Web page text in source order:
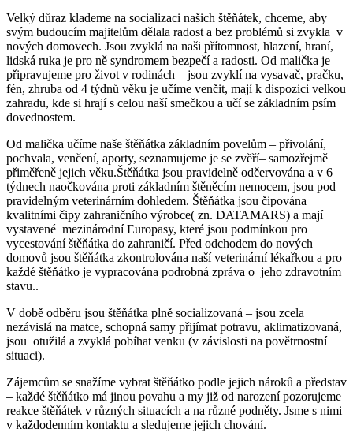
Velký důraz klademe na socializaci našich štěňátek, chceme, aby
svým budoucím majitelům dělala radost a bez problémů si zvykla v
nových domovech. Jsou zvyklá na naši přítomnost, hlazení, hraní,
lidská ruka je pro ně syndromem bezpečí a radosti. Od malička je
připravujeme pro život v rodinách – jsou zvyklí na vysavač, pračku,
fén, zhruba od 4 týdnů věku je učíme venčit, mají k dispozici velkou
zahradu, kde si hrají s celou naší smečkou a učí se základním psím
dovednostem.
Od malička učíme naše štěňátka základním povelům – přivolání,
pochvala, venčení, aporty, seznamujeme je se zvěří– samozřejmě
přiměřeně jejich věku.Štěňátka jsou pravidelně odčervována a v 6
týdnech naočkována proti základním štěněcím nemocem, jsou pod
pravidelným veterinárním dohledem. Štěňátka jsou čipována
kvalitními čipy zahraničního výrobce( zn. DATAMARS) a mají
vystavené mezinárodní Europasy, které jsou podmínkou pro
vycestování štěňátka do zahraničí. Před odchodem do nových
domovů jsou štěňátka zkontrolována naší veterinární lékařkou a pro
každé štěňátko je vypracována podrobná zpráva o jeho zdravotním
stavu..
V době odběru jsou štěňátka plně socializovaná – jsou zcela
nezávislá na matce, schopná samy přijímat potravu, aklimatizovaná,
jsou otužilá a zvyklá pobíhat venku (v závislosti na povětrnostní
situaci).
Zájemcům se snažíme vybrat štěňátko podle jejich nároků a představ
– každé štěňátko má jinou povahu a my již od narození pozorujeme
reakce štěňátek v různých situacích a na různé podněty. Jsme s nimi
v každodenním kontaktu a sledujeme jejich chování.